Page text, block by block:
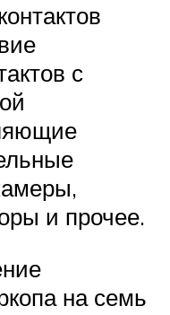
с
и прочее.
на семь